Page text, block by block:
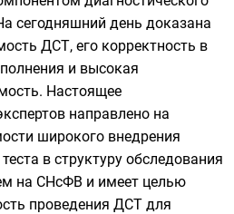
сегодняшний день доказана
ДСТ, его корректность в
и высокая
Настоящее
направлено на
широкого внедрения
в структуру обследования
на СНсФВ и имеет целью
проведения ДСТ для